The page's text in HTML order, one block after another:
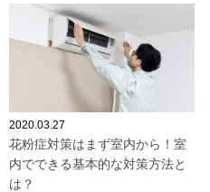
2020.03.27
花粉症対策はまず室内から！室
内でできる基本的な対策方法と
は？